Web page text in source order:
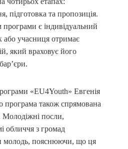
підготовка та пропозиція.
є індивідуальний
або учасниця отримає
який враховує його
«EU4Youth» Евгенія
програма також спрямована
Молодіжні посли,
обличчя з громад
молодь, пояснюючи, що ця